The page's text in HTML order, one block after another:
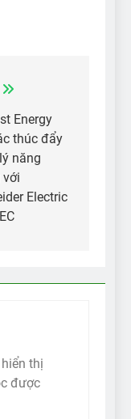
Energy
thúc đẩy
năng
với
Electric
thị
được